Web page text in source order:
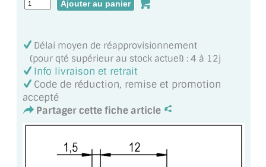
DALLE DE SOL EN VERRE
GARDE CORPS EN VERRE
VERRIÈRE TYPE ATELIER
VERRES TEXTURÉS
PLEXIGLAS PMMA
Délai moyen de réapprovisionnement
(pour qté supérieur au stock actuel) : 4 à 12j
Info livraison et retrait
Code de réduction, remise et promotion
accepté
Partager cette fiche article